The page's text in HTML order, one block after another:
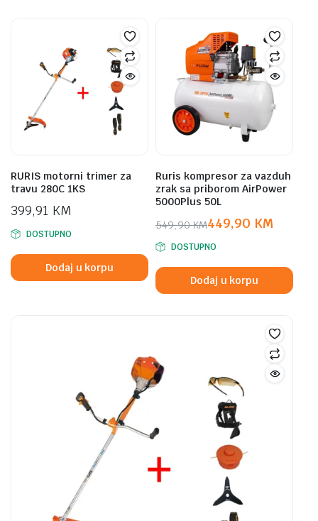
RURIS motorni trimer za
travu 280C 1KS
399,91 KM
DOSTUPNO
Dodaj u korpu
Ruris kompresor za vazduh
zrak sa priborom AirPower
5000Plus 50L
549,90KM
Original
price
was:
549,90 KM.
449,90 KM
Current
price
is:
449,90 KM.
DOSTUPNO
Dodaj u korpu